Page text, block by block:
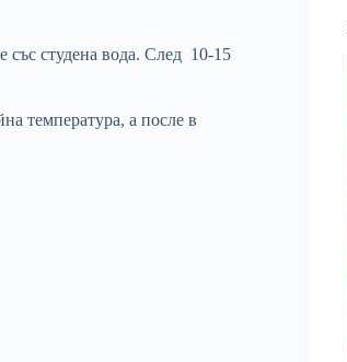
със студена вода. След 10-15
температура, а после в